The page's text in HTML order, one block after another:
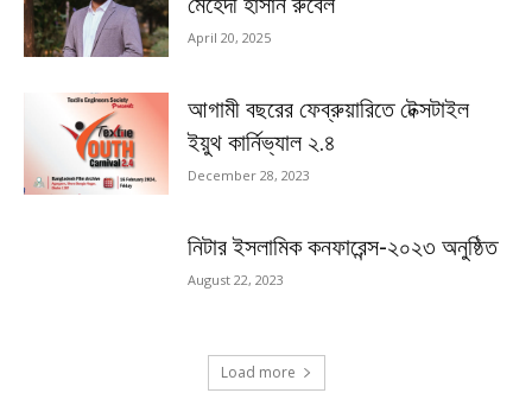
April 20, 2025
আগামী বছরের ফেব্রুয়ারিতে টেক্সটাইল
ইয়ুথ কার্নিভ্যাল ২.৪
December 28, 2023
নিটার ইসলামিক কনফারেন্স-২০২৩ অনুষ্ঠিত
August 22, 2023
Load more